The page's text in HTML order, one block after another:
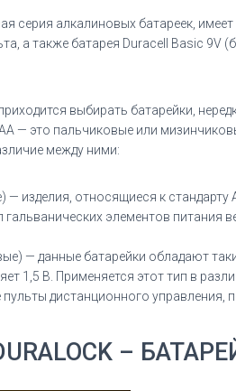
серия алкалиновых батареек,
а также батарея Duracell Basic 9V
выбирать батарейки,
— это пальчиковые или
между ними:
— изделия, относящиеся к
гальванических элементов питания
— данные батарейки обладают
1,5 В. Применяется этот тип в
дистанционного управления,
–